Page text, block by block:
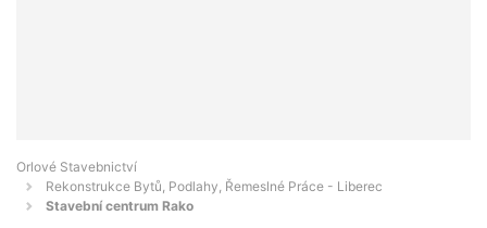
Orlové Stavebnictví
Rekonstrukce Bytů, Podlahy, Řemeslné Práce - Liberec
Stavební centrum Rako